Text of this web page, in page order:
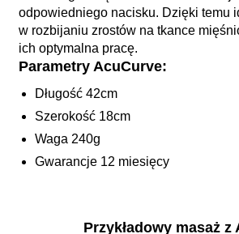
odpowiedniego nacisku. Dzięki temu
w rozbijaniu zrostów na tkance
ich optymalna pracę.
Parametry AcuCurve:
Długość 42cm
Szerokość 18cm
Waga 240g
Gwarancje 12 miesięcy
Przykładowy masaż z